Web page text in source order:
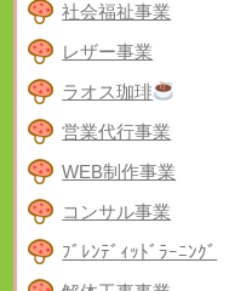
社会福祉事業
レザー事業
ラオス珈琲
営業代行事業
WEB制作事業
コンサル事業
ﾌﾞﾚﾝﾃﾞｨｯﾄﾞﾗｰﾆﾝｸﾞ